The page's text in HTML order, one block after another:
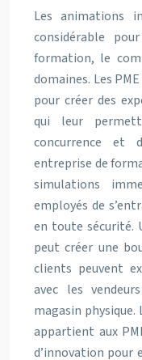
Les animations
considérable
formation, le
domaines. Les
pour créer des
qui leur
concurrence et
entreprise de
simulations
employés de
en toute sécurité.
peut créer une
clients peuvent
avec les
magasin
appartient aux
d’innovation